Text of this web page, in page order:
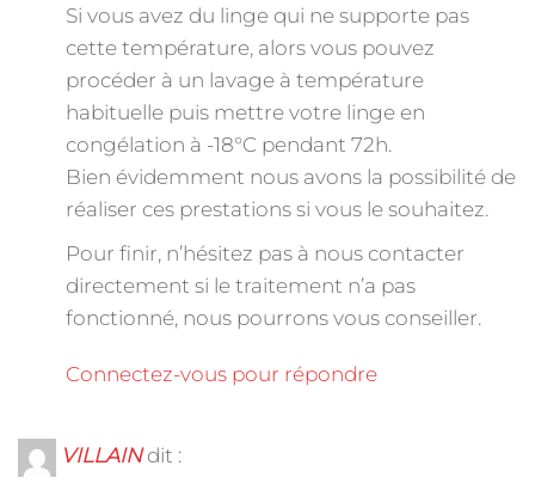
Si vous avez du linge qui ne supporte pas
cette température, alors vous pouvez
procéder à un lavage à température
habituelle puis mettre votre linge en
congélation à -18°C pendant 72h.
Bien évidemment nous avons la possibilité de
réaliser ces prestations si vous le souhaitez.
Pour finir, n’hésitez pas à nous contacter
directement si le traitement n’a pas
fonctionné, nous pourrons vous conseiller.
Connectez-vous pour répondre
VILLAIN dit :